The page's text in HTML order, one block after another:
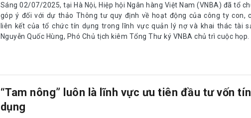
Sáng 02/07/2025, tại Hà Nội, Hiệp hội Ngân hàng Việt Nam (VNBA) đã tổ
góp ý đối với dự thảo Thông tư quy định về hoạt động của công ty con,
liên kết của tổ chức tín dụng trong lĩnh vực quản lý nợ và khai thác tài
Nguyễn Quốc Hùng, Phó Chủ tịch kiêm Tổng Thư ký VNBA chủ trì cuộc họp.
“Tam nông” luôn là lĩnh vực ưu tiên đầu tư vốn tín
dụng